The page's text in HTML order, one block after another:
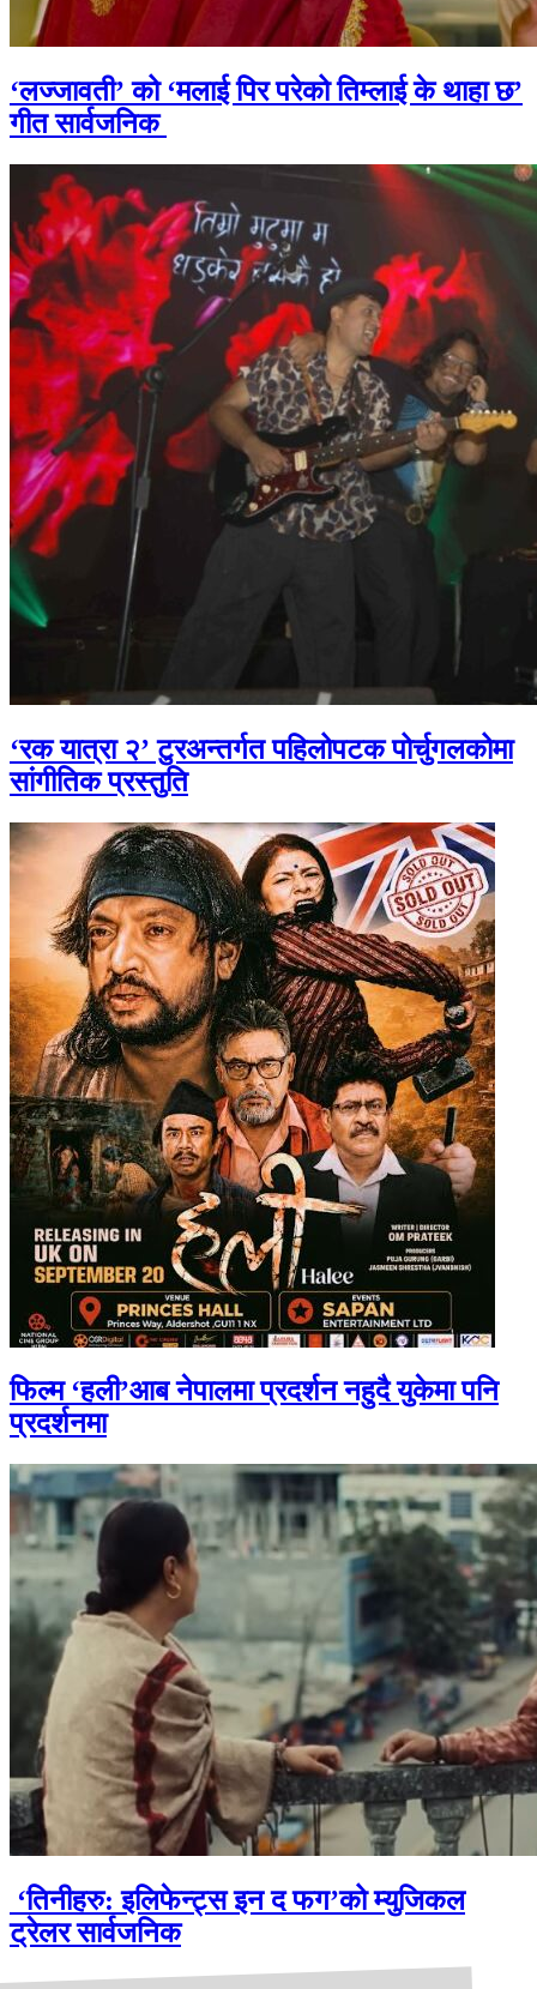
‘लज्जावती’ को ‘मलाई पिर परेको तिम्लाई के थाहा छ’
गीत सार्वजनिक
‘रक यात्रा २’ टुरअन्तर्गत पहिलोपटक पोर्चुगलकोमा
सांगीतिक प्रस्तुति
फिल्म ‘हली’आब नेपालमा प्रदर्शन नहुदै युकेमा पनि
प्रदर्शनमा
‘तिनीहरु: इलिफेन्ट्स इन द फग’को म्युजिकल
ट्रेलर सार्वजनिक